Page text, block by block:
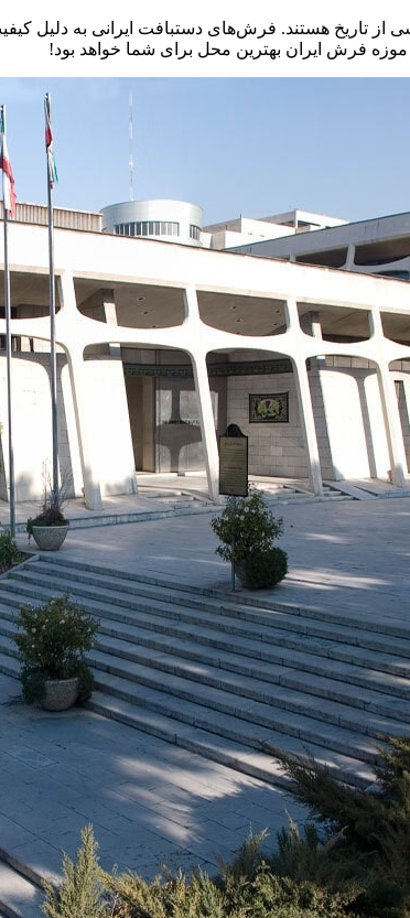
تاریخ هستند. فرش‌های دستبافت ایرانی به دلیل
موزه فرش ایران بهترین محل برای شما خواهد بود!